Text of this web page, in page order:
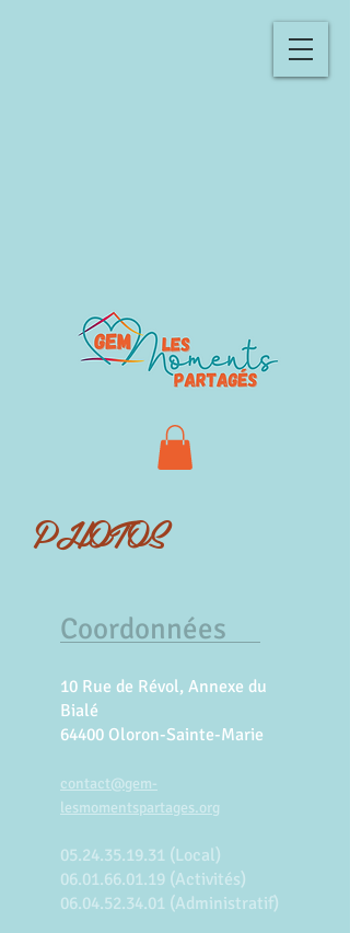
PHOTOS
Coordonnées
10 Rue de Révol, Annexe du
Bialé
64400 Oloron-Sainte-Marie
contact@gem-
lesmomentspartages.org
05.24.35.19.31 (Local)
06.01.66.01.19 (Activités)
06.04.52.34.01 (Administratif)